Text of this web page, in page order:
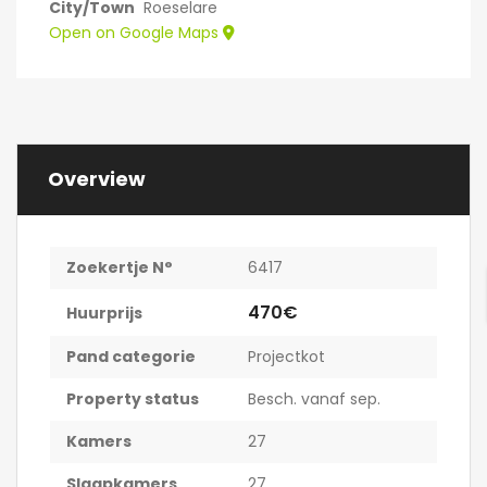
City/Town Roeselare
Open on Google Maps
Overview
Zoekertje N° 6417
Huurprijs 470€
Pand categorie
Projectkot
Property status
Besch. vanaf sep.
Kamers
27